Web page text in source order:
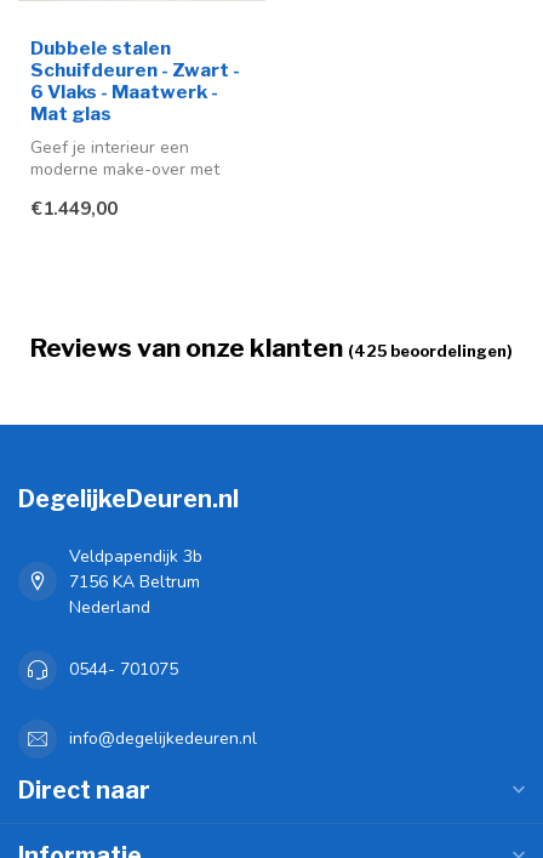
Dubbele stalen
Schuifdeuren - Zwart -
6 Vlaks - Maatwerk -
Mat glas
Geef je interieur een
moderne make-over met
schuifdeur me...
€1.449,00
Reviews van onze klanten (425 beoordelingen)
DegelijkeDeuren.nl
Veldpapendijk 3b
7156 KA Beltrum
Nederland
0544- 701075
info@degelijkedeuren.nl
Direct naar